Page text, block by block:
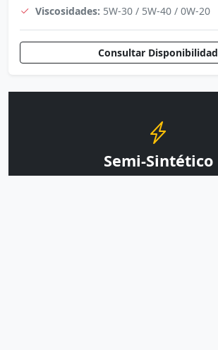
Viscosidades: 5W-30 / 5W-40 / 0W-20
Consultar Disponibilidad
Semi-Sintético